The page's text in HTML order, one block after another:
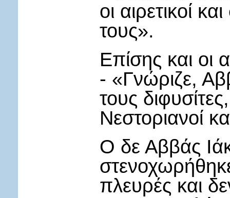
οι αιρετικοί
τους».
Επίσης και οι
- «Γνώριζε,
τους
Νεστοριανοί
Ο δε Αββάς
πλευρές και